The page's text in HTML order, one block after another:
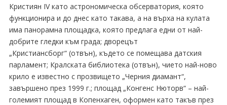
Кристиян IV като астрономическа обсерватория, която
функционира и до днес като такава, а на върха на кулата
има панорамна площадка, която предлага едни от най-
добрите гледки към града; дворецът
„Кристиансборг“ (отвън), където се помещава датския
парламент; Кралската библиотека (отвън), чието най-ново
крило е известно с прозвището „Черния диамант“,
завършено през 1999 г.; площад „Конгенс Нюторв“ – най-
големият площад в Копенхаген, оформен като такъв през